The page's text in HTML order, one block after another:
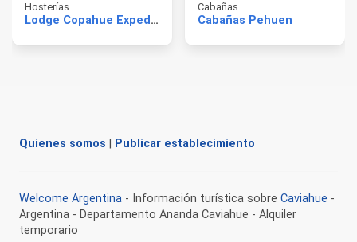
Hosterías
Lodge Copahue Expeditions
Cabañas
Cabañas Pehuen
Quienes somos Publicar establecimiento
Welcome Argentina - Información turística sobre Caviahue -
Argentina - Departamento Ananda Caviahue - Alquiler
temporario